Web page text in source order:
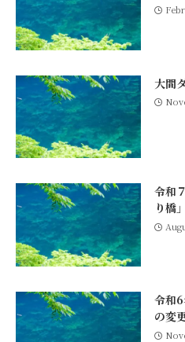
大間
令和
り橋
令和
の変